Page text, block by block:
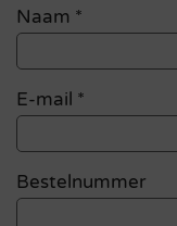
Naam *
E-mail *
Bestelnummer